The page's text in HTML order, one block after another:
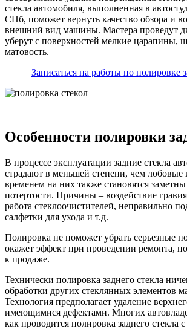
стекла автомобиля, выполненная в
СПб, поможет вернуть качество обзора и
внешний вид машины. Мастера проведут
уберут с поверхностей мелкие царапины,
матовость.
Записаться на работы по полировке
Особенности полировки
В процессе эксплуатации задние стекла
страдают в меньшей степени, чем лобовые
временем на них также становятся
потертости. Причины – воздействие
работа стеклоочистителей, неправильно
салфетки для ухода и т.д.
Полировка не поможет убрать серьезные
окажет эффект при проведении ремонта,
к продаже.
Технически полировка заднего стекла
обработки других стеклянных элементов
Технология предполагает удаление
имеющимися дефектами. Многих
как проводится полировка заднего стекла